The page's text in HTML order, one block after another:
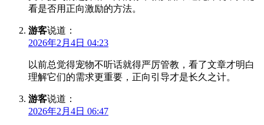
看是否用正向激励的方法。
游客说道：
2026年2月4日 04:23
以前总觉得宠物不听话就得严厉管教，看了文章才明白
理解它们的需求更重要，正向引导才是长久之计。
游客说道：
2026年2月4日 06:47